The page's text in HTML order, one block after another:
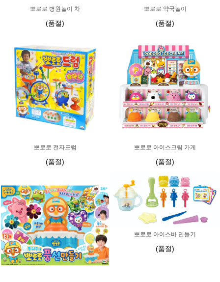
뽀로로 병원놀이 차
(품절)
뽀로로 약국놀이
(품절)
뽀로로 전자드럼
(품절)
뽀로로 아이스크림 가게
(품절)
뽀로로 아이스바 만들기
(품절)